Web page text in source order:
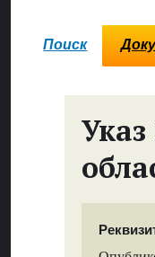
Поиск